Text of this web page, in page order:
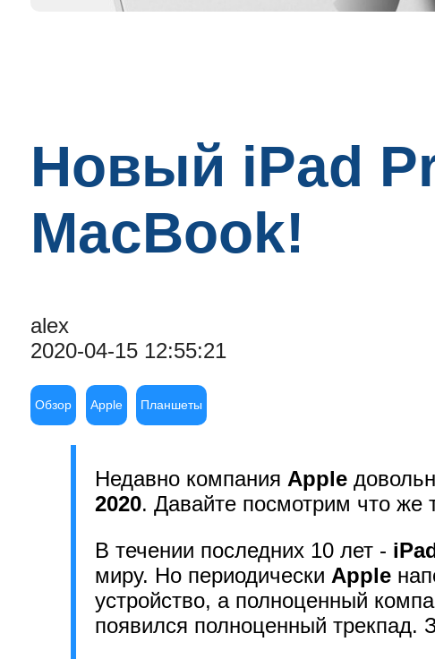
Новый iPad
MacBook!
alex
2020-04-15 12:55:21
Обзор Apple Планшеты
Недавно компания Apple
2020. Давайте посмотрим что же
В течении последних 10 лет -
миру. Но периодически Apple
устройство, а полноценный
появился полноценный